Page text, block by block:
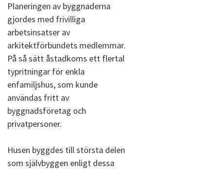
Planeringen av byggnaderna
gjordes med frivilliga
arbetsinsatser av
arkitektförbundets medlemmar.
På så sätt åstadkoms ett flertal
typritningar för enkla
enfamiljshus, som kunde
användas fritt av
byggnadsföretag och
privatpersoner.
Husen byggdes till största delen
som självbyggen enligt dessa